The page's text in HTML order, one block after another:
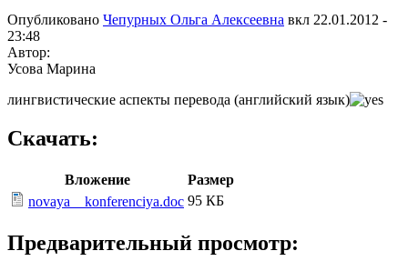
Опубликовано Чепурных Ольга Алексеевна вкл 22.01.2012 -
23:48
Автор:
Усова Марина
лингвистические аспекты перевода (английский язык)
Скачать:
Вложение
Размер
novaya__konferenciya.doc 95 КБ
Предварительный просмотр: